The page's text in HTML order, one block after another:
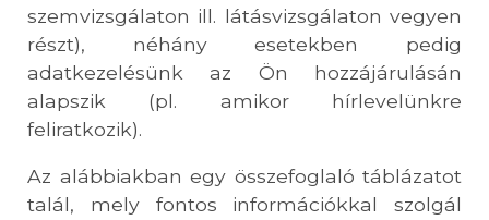
szemvizsgálaton ill. látásvizsgálaton vegyen
részt), néhány esetekben pedig
adatkezelésünk az Ön hozzájárulásán
alapszik (pl. amikor hírlevelünkre
feliratkozik).
Az alábbiakban egy összefoglaló táblázatot
talál, mely fontos információkkal szolgál